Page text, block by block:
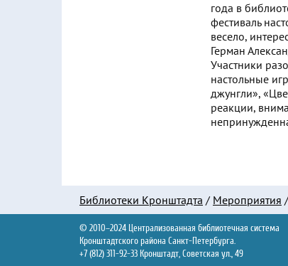
года в
фестиваль
весело,
Герман
Участники
настольные
джунгли»,
реакции,
Библиотеки Кронштадта / Мероприятия /
© 2010–2024 Централизованная библиотечная система
Кронштадтского района Санкт-Петербурга.
+7 (812) 311-92-33 Кронштадт, Советская ул., 49